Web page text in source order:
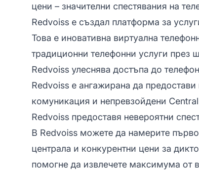
цени – значителни спестявания на
Redvoiss е създал платформа за
Това е иновативна виртуална
традиционни телефонни услуги през
Redvoiss улеснява достъпа до
Redvoiss е ангажирана да
комуникация и непревзойдени
Redvoiss предоставя невероятни
В Redvoiss можете да намерите
централа и конкурентни цени за
помогне да извлечете максимума от